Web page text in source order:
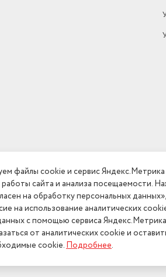
файлы cookie и сервис Яндекс.Метрика
сайта и анализа посещаемости.
на обработку персональных
на использование аналитических
с помощью сервиса
от аналитических cookie и
cookie.Подробнее.